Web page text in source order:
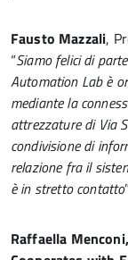
Fausto Mazzali,
“Siamo felici di
Automation Lab è
mediante la
attrezzature di Via
condivisione di
relazione fra il
è in stretto contatto
Raffaella Menconi,